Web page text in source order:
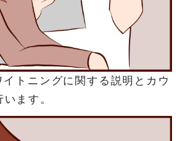
トニングに関する説明とカウ
ます。